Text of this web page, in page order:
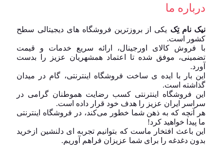
درباره ما
نیک نام تِک یکی از بروزترین فروشگاه های دیجیتالی سطح
کشور است.
با فروش کالای اورجینال، ارائه سریع خدمات و قیمت
تضمینی، موفق شده تا اعتماد همشهریان عزیز را بدست
آورد.
این بار با ایده ی ساخت فروشگاه اینترنتی، گام در میدان
گذاشته است.
این فروشگاه اینترنتی کسب رضایت هموطنان گرامی در
سراسر ایران عزیز را هدف خود قرار داده است.
هر آنچه که به ذهن شما خطور می‌کند، در فروشگاه اینترنتی
ما پیدا خواهید کرد!
این باعث افتخار ماست که بتوانیم تجربه ای دلنشین ازخرید
بدون دغدغه را برای شما عزیزان فراهم آوریم.